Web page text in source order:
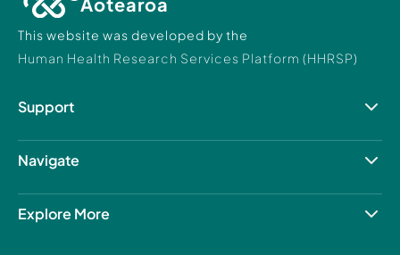
This website was developed by the
Human Health Research Services Platform (HHRSP)
Support
Resource Hub
Contact Us
Navigate
About us
Patient care
Our projects
Explore More